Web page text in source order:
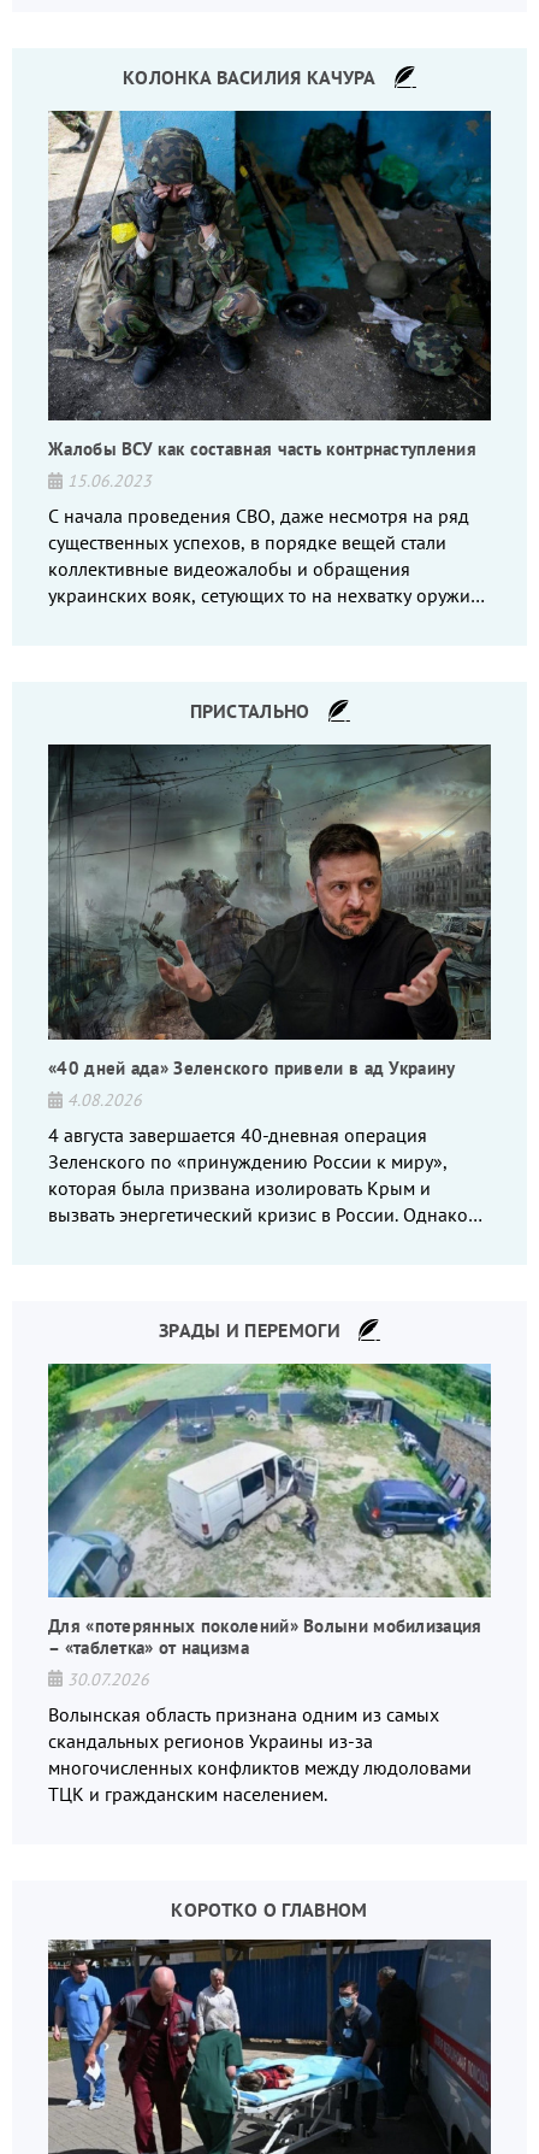
КОЛОНКА ВАСИЛИЯ КАЧУРА
Жалобы ВСУ как составная часть контрнаступления
15.06.2023
С начала проведения СВО, даже несмотря на ряд
существенных успехов, в порядке вещей стали
коллективные видеожалобы и обращения
украинских вояк, сетующих то на нехватку оружия,
ПРИСТАЛЬНО
«40 дней ада» Зеленского привели в ад Украину
4.08.2026
4 августа завершается 40-дневная операция
Зеленского по «принуждению России к миру»,
которая была призвана изолировать Крым и
вызвать энергетический кризис в России. Однако
ЗРАДЫ И ПЕРЕМОГИ
Для «потерянных поколений» Волыни мобилизация
– «таблетка» от нацизма
30.07.2026
Волынская область признана одним из самых
скандальных регионов Украины из-за
многочисленных конфликтов между людоловами
ТЦК и гражданским населением.
КОРОТКО О ГЛАВНОМ